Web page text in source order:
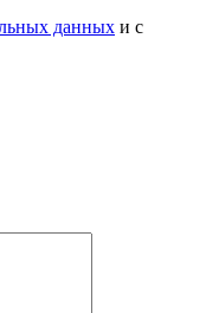
данных и с